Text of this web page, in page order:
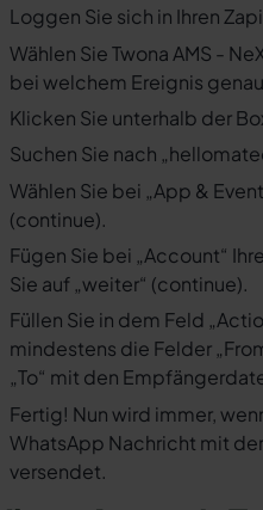
Loggen Sie sich in Ihren
Wählen Sie Twona AMS -
bei welchem Ereignis
Klicken Sie unterhalb der
Suchen Sie nach
Wählen Sie bei „App &
(continue).
Fügen Sie bei „Account“
Sie auf „weiter“ (continue).
Füllen Sie in dem Feld
mindestens die Felder
„To“ mit den
Fertig! Nun wird immer,
WhatsApp Nachricht mit
versendet.